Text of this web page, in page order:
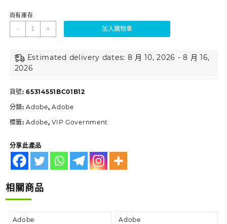
尚有庫存
- + 加入購物車
Estimated delivery dates: 8 月 10, 2026 - 8 月 16,
2026
貨號:65314551BC01B12
分類:Adobe,Adobe
標籤:Adobe,VIP Government
分享此產品
相關商品
Adobe Adobe